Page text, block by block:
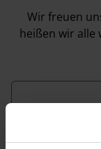
Wir freuen
heißen wir alle